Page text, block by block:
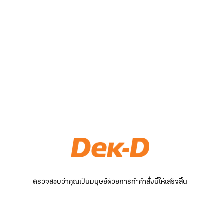
ตรวจสอบว่าคุณเป็นมนุษย์ด้วยการทำคำสั่งนี้ให้เสร็จสิ้น